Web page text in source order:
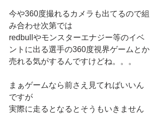
今や360度撮れるカメラも出てるので組
み合わせ次第では
redbullやモンスターエナジー等のイベ
ントに出る選手の360度視界ゲームとか
売れる気がするんですけどね。。。
まぁゲームなら前さえ見てればいいん
ですが
実際に走るとなるとそうもいきません